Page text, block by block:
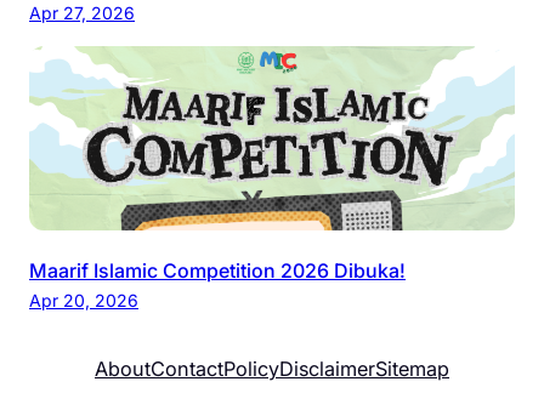
Apr 27, 2026
Maarif Islamic Competition 2026 Dibuka!
Apr 20, 2026
AboutContactPolicyDisclaimerSitemap